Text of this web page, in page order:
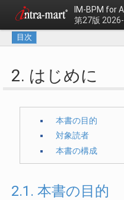
IM-BPM for
第27版
目次
2. はじめに
本書の目的
対象読者
本書の構成
2.1. 本書の目的